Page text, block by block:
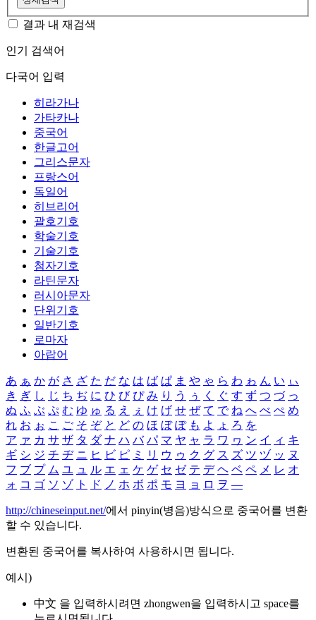
결과 내 재검색
인기 검색어
다국어 입력
히라가나
가타카나
중국어
한글고어
그리스문자
프랑스어
독일어
히브리어
괄호기호
학술기호
기술기호
첨자기호
라틴문자
러시아문자
단위기호
일반기호
로마자
아랍어
あ ぁ か が さ ざ た だ な は ば ぱ ま や ゃ ら わ ゎ ん い ぃ
き ぎ し じ ち ぢ に ひ び ぴ み り う ぅ く ぐ す ず つ づ っ
ぬ ふ ぶ ぷ む ゆ ゅ る え ぇ け げ せ ぜ て で ね へ べ ぺ め
れ お ぉ こ ご そ ぞ と ど の ほ ぼ ぽ も よ ょ ろ を
ア ァ カ サ ザ タ ダ ナ ハ バ パ マ ヤ ャ ラ ワ ヮ ン イ ィ キ
ギ シ ジ チ ヂ ニ ヒ ビ ピ ミ リ ウ ゥ ク グ ス ズ ツ ヅ ッ ヌ
フ ブ プ ム ユ ュ ル エ ェ ケ ゲ セ ゼ テ デ ヘ ベ ペ メ レ オ
ォ コ ゴ ソ ゾ ト ド ノ ホ ボ ポ モ ヨ ョ ロ ヲ ―
http://chineseinput.net/에서 pinyin(병음)방식으로 중국어를 변환
할 수 있습니다.
변환된 중국어를 복사하여 사용하시면 됩니다.
예시)
中文 을 입력하시려면 zhongwen을 입력하시고 space를